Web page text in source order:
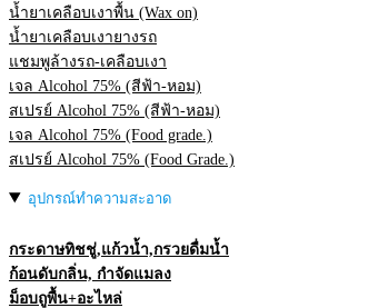
น้ำยาเคลือบเงาพื้น (Wax on)
น้ำยาเคลือบเงายางรถ
แชมพูล้างรถ-เคลือบเงา
เจล Alcohol 75% (สีฟ้า-หอม)
สเปรย์ Alcohol 75% (สีฟ้า-หอม)
เจล Alcohol 75% (Food grade.)
สเปรย์ Alcohol 75% (Food Grade.)
อุปกรณ์ทำความสะอาด
กระดาษทิชชู่,แก้วน้ำ,กรวยดื่มน้ำ
ก้อนดับกลิ่น, กำจัดแมลง
ม็อบถูพื้น+อะไหล่